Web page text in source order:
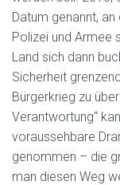
Datum genannt,
Polizei und Armee
Land sich dann
Sicherheit
Bürgerkrieg zu
Verantwortung“
voraussehbare
genommen – die
man diesen Weg